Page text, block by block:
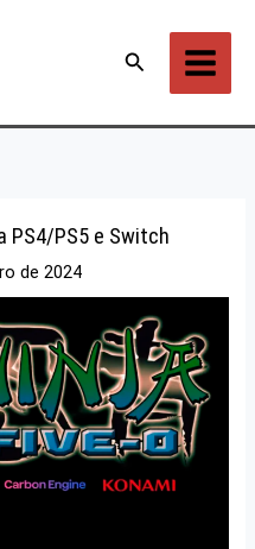
Pesquisar
PS4/PS5 e Switch
de 2024